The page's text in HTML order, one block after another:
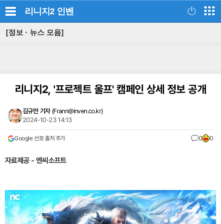
리니지2 인벤
[정보 · 뉴스 모음]
리니지2, '프로젝트 울프' 캠페인 상세 정보 공개
김규만 기자 (Frann@inven.co.kr)
2024-10-23 14:13
Google 선호 출처 추가 0 0
자료제공 - 엔씨소프트